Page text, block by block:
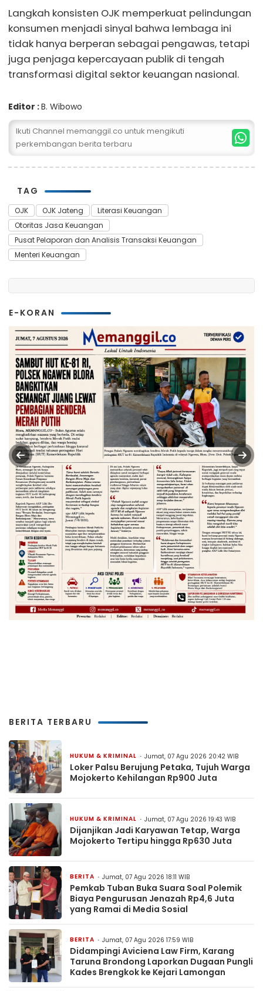
Langkah konsisten OJK memperkuat pelindungan
konsumen menjadi sinyal bahwa lembaga ini
tidak hanya berperan sebagai pengawas, tetapi
juga penjaga kepercayaan publik di tengah
transformasi digital sektor keuangan nasional.
Editor :B. Wibowo
Ikuti Channel memanggil.co untuk mengikuti
perkembangan berita terbaru
TAG
OJK OJK Jateng
Literasi Keuangan
Otoritas Jasa Keuangan
Pusat Pelaporan dan Analisis Transaksi Keuangan
Menteri Keuangan
E-KORAN
BERITA TERBARU
HUKUM & KRIMINAL Jumat, 07 Agu 2026 20:42 WIB
Loker Palsu Berujung Petaka, Tujuh Warga
Mojokerto Kehilangan Rp900 Juta
HUKUM & KRIMINAL Jumat, 07 Agu 2026 19:43 WIB
Dijanjikan Jadi Karyawan Tetap, Warga
Mojokerto Tertipu hingga Rp630 Juta
BERITA Jumat, 07 Agu 2026 18:11 WIB
Pemkab Tuban Buka Suara Soal Polemik
Biaya Pengurusan Jenazah Rp4,6 Juta
yang Ramai di Media Sosial
BERITA Jumat, 07 Agu 2026 17:59 WIB
Didampingi Aviciena Law Firm, Karang
Taruna Brondong Laporkan Dugaan Pungli
Kades Brengkok ke Kejari Lamongan